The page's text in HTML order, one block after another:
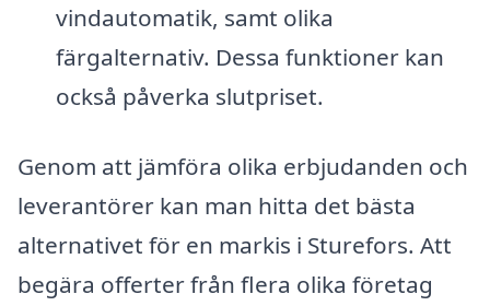
vindautomatik, samt olika
färgalternativ. Dessa funktioner kan
också påverka slutpriset.
Genom att jämföra olika erbjudanden och
leverantörer kan man hitta det bästa
alternativet för en markis i Sturefors. Att
begära offerter från flera olika företag